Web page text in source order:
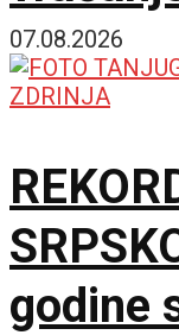
Ukrajini
07.08.2026
godine